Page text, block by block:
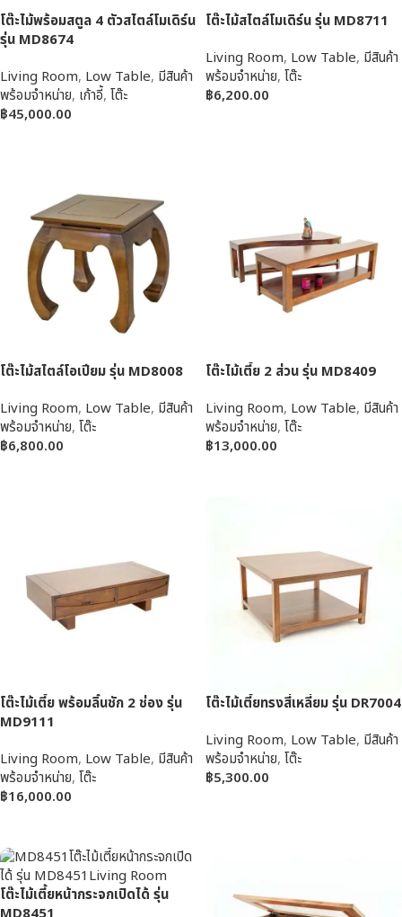
โต๊ะไม้พร้อมสตูล 4 ตัวสไตล์โมเดิร์น
รุ่น MD8674
Living Room, Low Table, มีสินค้า
พร้อมจำหน่าย, เก้าอี้, โต๊ะ
฿45,000.00
โต๊ะไม้สไตล์โมเดิร์น รุ่น MD8711
Living Room, Low Table, มีสินค้า
พร้อมจำหน่าย, โต๊ะ
฿6,200.00
โต๊ะไม้สไตล์โอเปียม รุ่น MD8008
Living Room, Low Table, มีสินค้า
พร้อมจำหน่าย, โต๊ะ
฿6,800.00
โต๊ะไม้เตี้ย 2 ส่วน รุ่น MD8409
Living Room, Low Table, มีสินค้า
พร้อมจำหน่าย, โต๊ะ
฿13,000.00
โต๊ะไม้เตี้ย พร้อมลิ้นชัก 2 ช่อง รุ่น
MD9111
Living Room, Low Table, มีสินค้า
พร้อมจำหน่าย, โต๊ะ
฿16,000.00
โต๊ะไม้เตี้ยทรงสี่เหลี่ยม รุ่น DR7004
Living Room, Low Table, มีสินค้า
พร้อมจำหน่าย, โต๊ะ
฿5,300.00
โต๊ะไม้เตี้ยหน้ากระจกเปิดได้ รุ่น